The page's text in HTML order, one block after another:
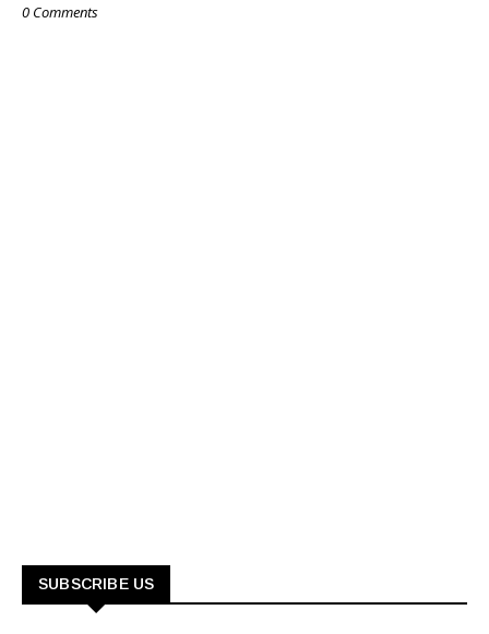
0 Comments
SUBSCRIBE US